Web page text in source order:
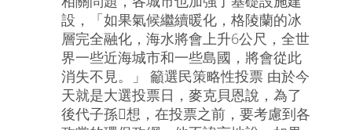
設，「如果氣候繼續暖化，格陵蘭的冰
層完全融化，海水將會上升6公尺，全世
界一些近海城市和一些島國，將會從此
消失不見。」 籲選民策略性投票 由於今
天就是大選投票日，麥克貝恩說，為了
後代子孫想，在投票之前，要考慮到各